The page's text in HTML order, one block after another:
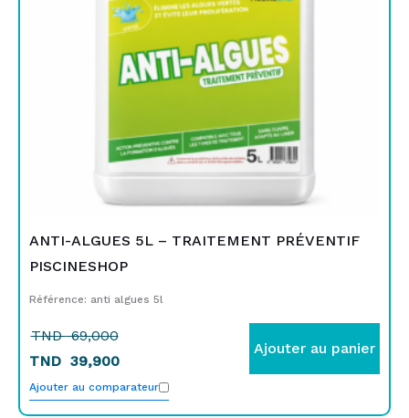
ANTI-ALGUES 5L – TRAITEMENT PRÉVENTIF
PISCINESHOP
Référence: anti algues 5l
TND69,000
TND 39,900
Ajouter au panier
Ajouter au comparateur